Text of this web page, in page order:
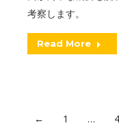
考察します。
Read More
← 1 …